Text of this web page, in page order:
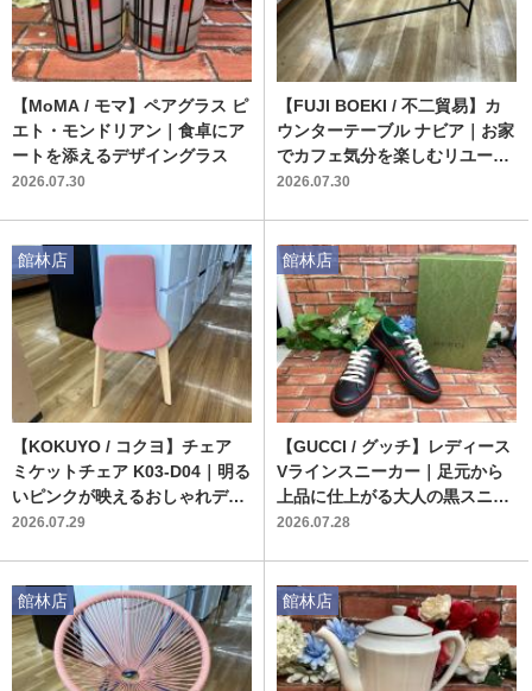
【MoMA / モマ】ペアグラス ピ
エト・モンドリアン｜食卓にア
ートを添えるデザイングラス
2026.07.30
【FUJI BOEKI / 不二貿易】カ
ウンターテーブル ナビア｜お家
でカフェ気分を楽しむリユース
家具
2026.07.30
【KOKUYO / コクヨ】チェア
ミケットチェア K03-D04｜明る
いピンクが映えるおしゃれデス
クチェアが入荷
2026.07.29
館林店
【GUCCI / グッチ】レディース
Vラインスニーカー｜足元から
上品に仕上がる大人の黒スニー
カー
2026.07.28
館林店
館林店 館林店